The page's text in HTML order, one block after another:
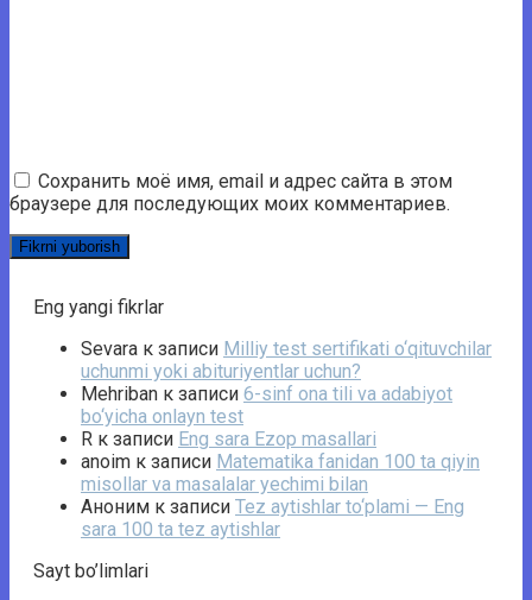
Сохранить моё имя, email и адрес сайта в этом
браузере для последующих моих комментариев.
Eng yangi fikrlar
Sevara к записи Milliy test sertifikati o‘qituvchilar
uchunmi yoki abituriyentlar uchun?
Mehriban к записи 6-sinf ona tili va adabiyot
bo‘yicha onlayn test
R к записи Eng sara Ezop masallari
anoim к записи Matematika fanidan 100 ta qiyin
misollar va masalalar yechimi bilan
Аноним к записи Tez aytishlar to‘plami — Eng
sara 100 ta tez aytishlar
Sayt bo’limlari